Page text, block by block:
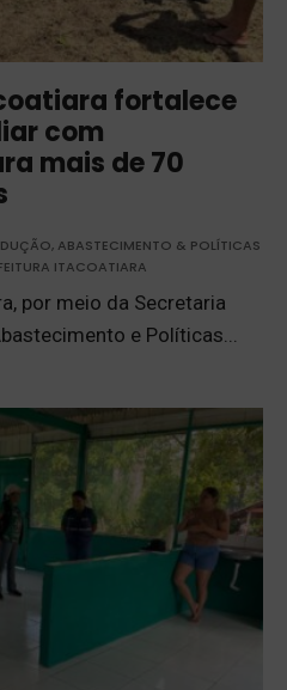
fortalece
com
mais de 70
ABASTECIMENTO & POLÍTICAS
ITACOATIARA
por meio da Secretaria
e Políticas...